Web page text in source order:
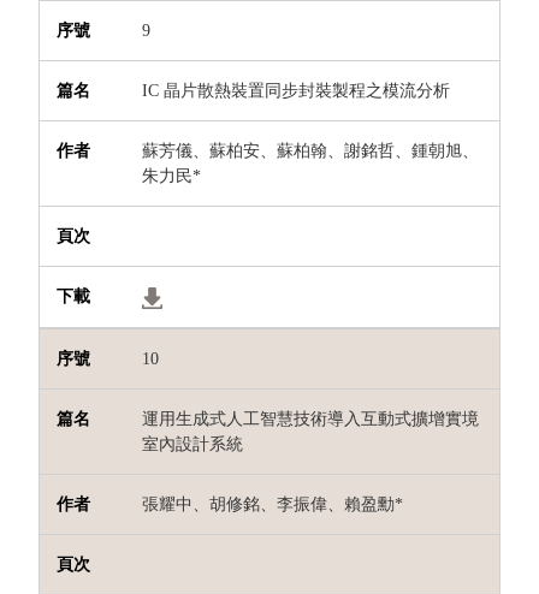
9
IC 晶片散熱裝置同步封裝製程之模流分析
蘇芳儀、蘇柏安、蘇柏翰、謝銘哲、鍾朝旭、
朱力民*
10
運用生成式人工智慧技術導入互動式擴增實境
室內設計系統
張耀中、胡修銘、李振偉、賴盈勳*